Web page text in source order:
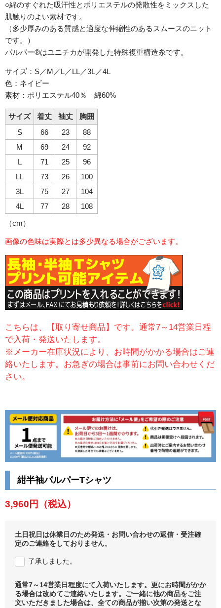
○綿のすぐれた吸汗性とポリエステルの発散性をミックスした
肌触りのよい素材です。
（多少厚みのある質感と適度な伸縮性のあるスムースのニット
です。）
パルパー®はユニチカが開発した特殊複重構造糸です。
サイズ：S／M／L／LL／3L／4L
色：ネイビー
素材：ポリエステル40％ 綿60%
サイズ 着丈 袖丈
胸囲
S
66 23
88
M
69 24
92
L
71 25
96
LL
73 26
100
3L
75 27
104
4L
77 28
108
（cm）
画像の色味は実際とは多少異なる場合がございます。
こちらは、【取り寄せ商品】です。通常7～14営業日程
で入荷・発送いたします。
※メーカー在庫状況により、お時間がかかる場合はご連
絡いたします。お急ぎの場合は事前にお問い合わせくだ
さい。
紺半袖パルパーTシャツ
3,960円 （税込）
土日祝日は休業日のため発送・お問い合わせの返信・受注確
定のご連絡をしておりません。
了承しました。
通常7～14営業日程度にて入荷いたします。更にお時間がかか
る場合は改めてご連絡いたします。ご一緒に他の商品をご注
文いただきました場合は、全ての商品が揃い次第の発送とな